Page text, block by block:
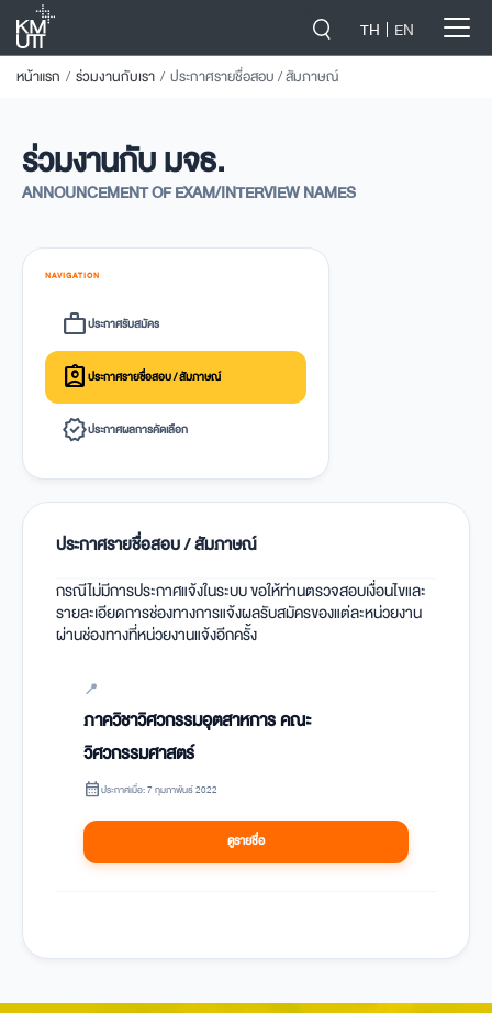
TH EN
หน้าแรก ร่วมงานกับเรา ประกาศรายชื่อสอบ / สัมภาษณ์
ร่วมงานกับ มจธ.
ANNOUNCEMENT OF EXAM/INTERVIEW NAMES
NAVIGATION
workประกาศรับสมัคร
assignment_indประกาศรายชื่อสอบ / สัมภาษณ์
verifiedประกาศผลการคัดเลือก
ประกาศรายชื่อสอบ / สัมภาษณ์
กรณีไม่มีการประกาศแจ้งในระบบ ขอให้ท่านตรวจสอบเงื่อนไขและ
รายละเอียดการช่องทางการแจ้งผลรับสมัครของแต่ละหน่วยงาน
ผ่านช่องทางที่หน่วยงานแจ้งอีกครั้ง
📍
ภาควิชาวิศวกรรมอุตสาหการ คณะ
วิศวกรรมศาสตร์
calendar_monthประกาศเมื่อ: 7 กุมภาพันธ์ 2022
ดูรายชื่อ